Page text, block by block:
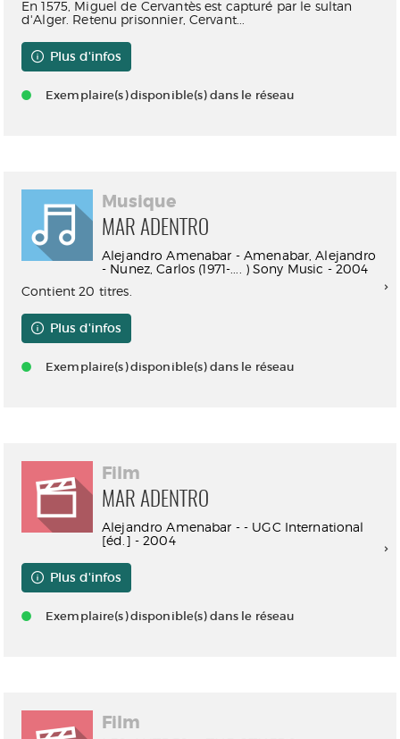
En 1575, Miguel de Cervantès est capturé par le sultan
d'Alger. Retenu prisonnier, Cervant...
Plus d'infos
Exemplaire(s) disponible(s) dans le réseau
Musique
MAR ADENTRO
Alejandro Amenabar - Amenabar, Alejandro
- Nunez, Carlos (1971-.... ) Sony Music - 2004
Contient 20 titres.
Plus d'infos
Exemplaire(s) disponible(s) dans le réseau
Film
MAR ADENTRO
Alejandro Amenabar - - UGC International
[éd.] - 2004
Plus d'infos
Exemplaire(s) disponible(s) dans le réseau
Film